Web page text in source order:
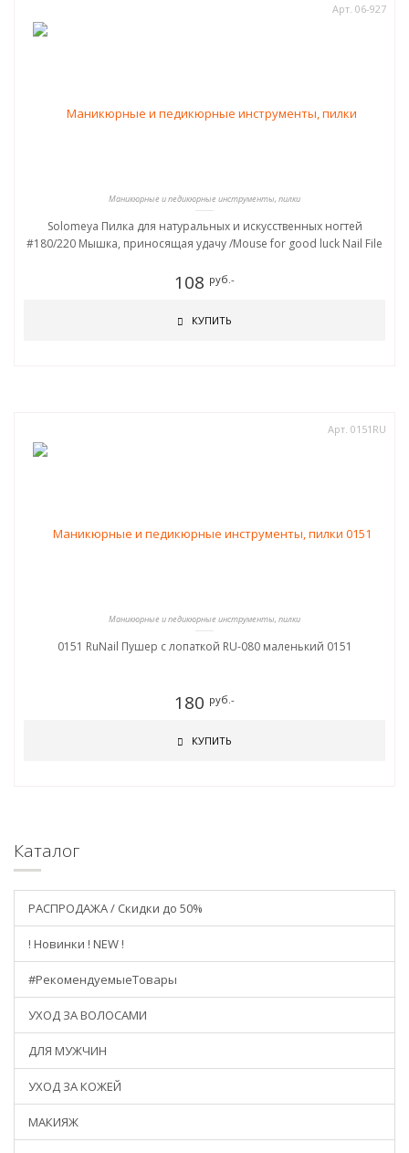
Арт. 06-927
Маникюрные и педикюрные инструменты, пилки
Solomeya Пилка для натуральных и искусственных ногтей
#180/220 Мышка, приносящая удачу /Mouse for good luck Nail File
108 руб.-
КУПИТЬ
Арт. 0151RU
Маникюрные и педикюрные инструменты, пилки
0151 RuNail Пушер с лопаткой RU-080 маленький 0151
180 руб.-
КУПИТЬ
Каталог
РАСПРОДАЖА / Скидки до 50%
! Новинки ! NEW !
#РекомендуемыеТовары
УХОД ЗА ВОЛОСАМИ
ДЛЯ МУЖЧИН
УХОД ЗА КОЖЕЙ
МАКИЯЖ